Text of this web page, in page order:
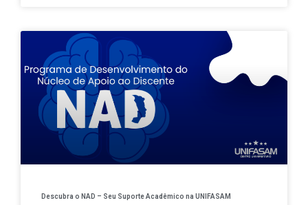
Descubra o NAD – Seu Suporte Acadêmico na UNIFASAM